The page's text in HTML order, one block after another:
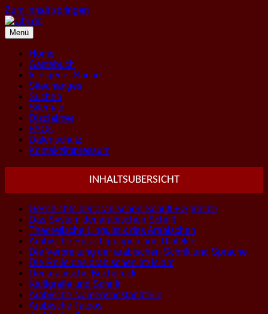
Zum Inhalt springen
Menü
Home
Gästebuch
In eigener Sache
Sitechanges
Suchen
Sitemap
Disclaimer
FAQs
Datenschutz
Kontakt/Impressum
INHALTSUBERSICHT
Geschichte der arabischen Schrift + Sprache
Das System der arabischen Schrift
Theoretische Linguistik des Arabischen
Arabische Sprachgruppen und Dialekte
Die Verbreitung der arabischen Schrift und Sprache
Die Rolle des arabischen im Islam
Der arabische Buchdruck
Kalligrafie und Schrift
Arabische Namensbestandteile
Arabische Tatoos